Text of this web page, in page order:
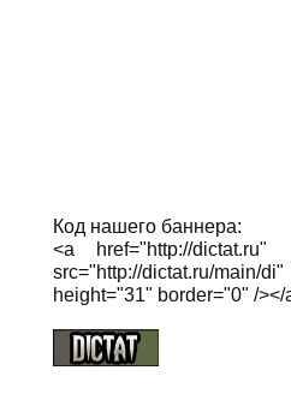
Код нашего баннера:
<a href="http://dictat.ru"
src="http://dictat.ru/main/
height="31" border="0" /></